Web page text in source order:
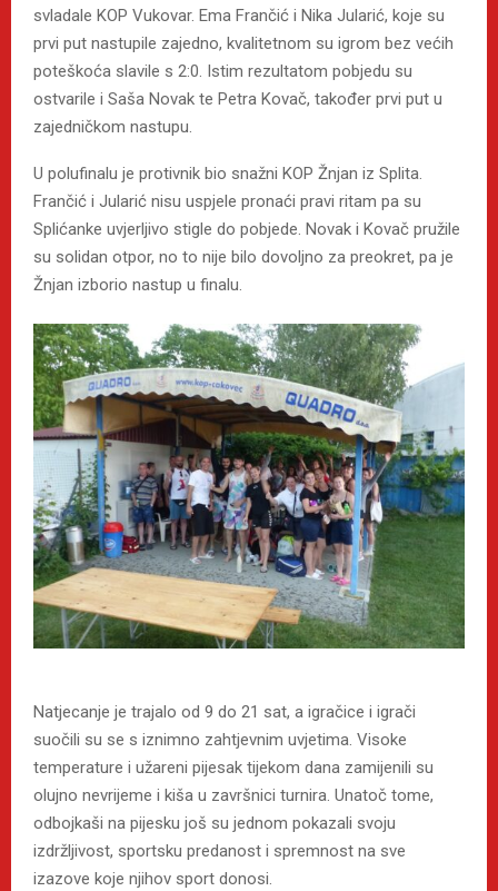
svladale KOP Vukovar. Ema Frančić i Nika Jularić, koje su
prvi put nastupile zajedno, kvalitetnom su igrom bez većih
poteškoća slavile s 2:0. Istim rezultatom pobjedu su
ostvarile i Saša Novak te Petra Kovač, također prvi put u
zajedničkom nastupu.
U polufinalu je protivnik bio snažni KOP Žnjan iz Splita.
Frančić i Jularić nisu uspjele pronaći pravi ritam pa su
Splićanke uvjerljivo stigle do pobjede. Novak i Kovač pružile
su solidan otpor, no to nije bilo dovoljno za preokret, pa je
Žnjan izborio nastup u finalu.
Natjecanje je trajalo od 9 do 21 sat, a igračice i igrači
suočili su se s iznimno zahtjevnim uvjetima. Visoke
temperature i užareni pijesak tijekom dana zamijenili su
olujno nevrijeme i kiša u završnici turnira. Unatoč tome,
odbojkaši na pijesku još su jednom pokazali svoju
izdržljivost, sportsku predanost i spremnost na sve
izazove koje njihov sport donosi.